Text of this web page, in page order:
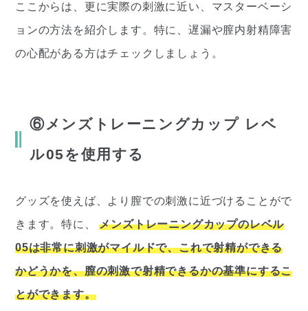
ここからは、更に実際の刺激に近い、マスターベーシ
ョンの方法を紹介します。特に、遅漏や膣内射精障害
の心配がある方はチェックしましょう。
⑥メンズトレーニングカップ レベ
ル05を使用する
グッズを使えば、より膣での刺激に近づけることがで
きます。特に、メンズトレーニングカップのレベル
05は非常に刺激がマイルドで、これで射精ができる
かどうかを、膣の刺激で射精できるかの基準にするこ
とができます。